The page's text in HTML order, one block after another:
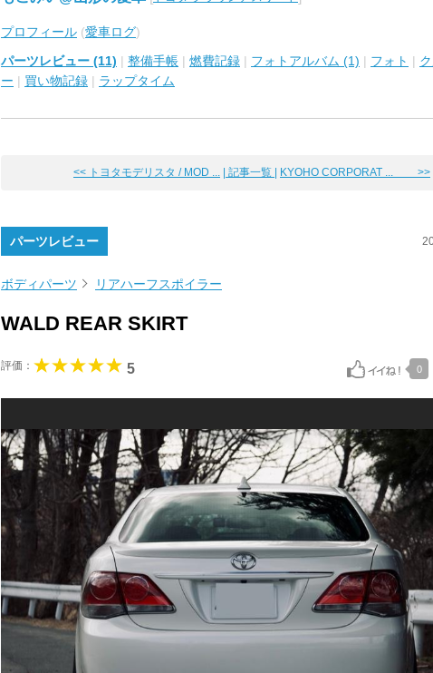
プロフィール (愛車ログ)
パーツレビュー (11) | 整備手帳 | 燃費記録 | フォトアルバム (1) | フォト |
ー | 買い物記録 | ラップタイム
<< トヨタモデリスタ / MOD ... | 記事一覧 | KYOHO CORPORAT ... >>
パーツレビュー
ボディパーツ リアハーフスポイラー
WALD REAR SKIRT
評価： 5 0